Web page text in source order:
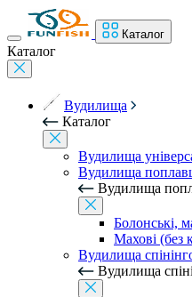
Каталог
Каталог
Вудилища
Каталог
Вудилища
Вудилища
Вудилища
Болонські,
Махові (без
Вудилища
Вудилища